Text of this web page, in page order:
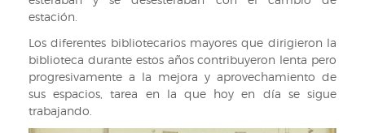
estación.
Los diferentes bibliotecarios mayores que dirigieron la
biblioteca durante estos años contribuyeron lenta pero
progresivamente a la mejora y aprovechamiento de
sus espacios, tarea en la que hoy en día se sigue
trabajando.